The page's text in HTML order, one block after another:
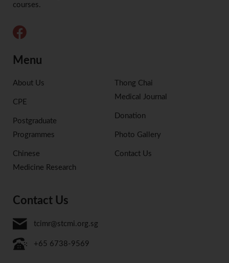
courses.
Menu
About Us
CPE
Postgraduate
Programmes
Chinese
Medicine Research
Thong Chai
Medical Journal
Donation
Photo Gallery
Contact Us
Contact Us
tcimr@stcmi.org.sg
+65 6738-9569